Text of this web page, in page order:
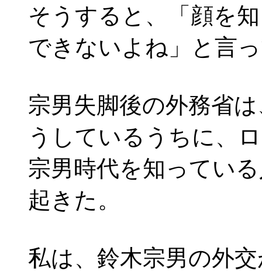
そうすると、「顔を
できないよね」と言
宗男失脚後の外務省
うしているうちに、
宗男時代を知ってい
起きた。
私は、鈴木宗男の外